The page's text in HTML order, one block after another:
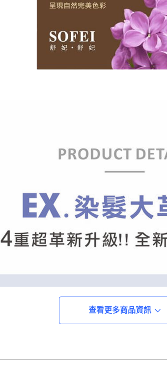
查看更多商品資訊